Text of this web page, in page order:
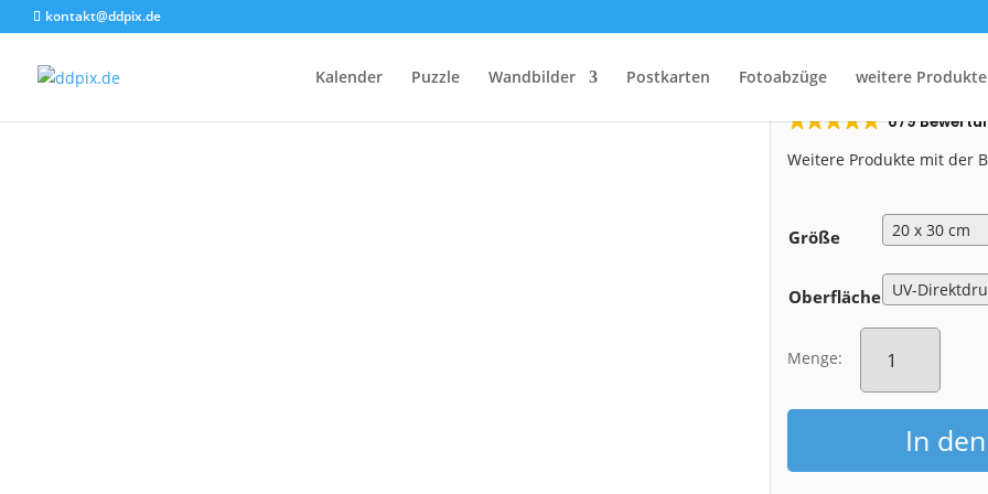
kontakt@ddpix.de
Kalender Puzzle Wandbilder Postkarten Fotoabzüge weitere Produkte
Start/Shop/Pop Art Alu-Dibond/ Alu-Dibond (01137-PopArt)
Alu-Dibond
679
Weitere Produkte mit der
Größe
Oberfläche
Menge:
Alu-
Dibond
PopArt)
Menge
In